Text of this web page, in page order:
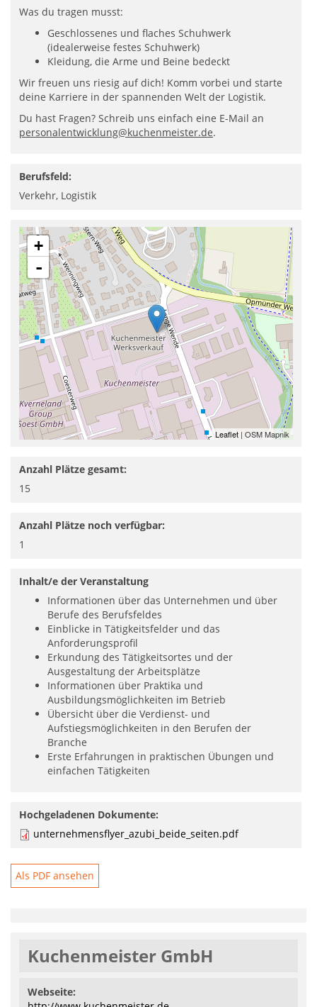
Was du tragen musst:
Geschlossenes und flaches Schuhwerk
(idealerweise festes Schuhwerk)
Kleidung, die Arme und Beine bedeckt
Wir freuen uns riesig auf dich! Komm vorbei und starte
deine Karriere in der spannenden Welt der Logistik.
Du hast Fragen? Schreib uns einfach eine E-Mail an
personalentwicklung@kuchenmeister.de.
Berufsfeld:
Verkehr, Logistik
+
-
Leaflet | OSM Mapnik
Anzahl Plätze gesamt:
15
Anzahl Plätze noch verfügbar:
1
Inhalt/e der Veranstaltung
Informationen über das Unternehmen und über
Berufe des Berufsfeldes
Einblicke in Tätigkeitsfelder und das
Anforderungsprofil
Erkundung des Tätigkeitsortes und der
Ausgestaltung der Arbeitsplätze
Informationen über Praktika und
Ausbildungsmöglichkeiten im Betrieb
Übersicht über die Verdienst- und
Aufstiegsmöglichkeiten in den Berufen der
Branche
Erste Erfahrungen in praktischen Übungen und
einfachen Tätigkeiten
Hochgeladenen Dokumente:
unternehmensflyer_azubi_beide_seiten.pdf
Als PDF ansehen
Kuchenmeister GmbH
Webseite: